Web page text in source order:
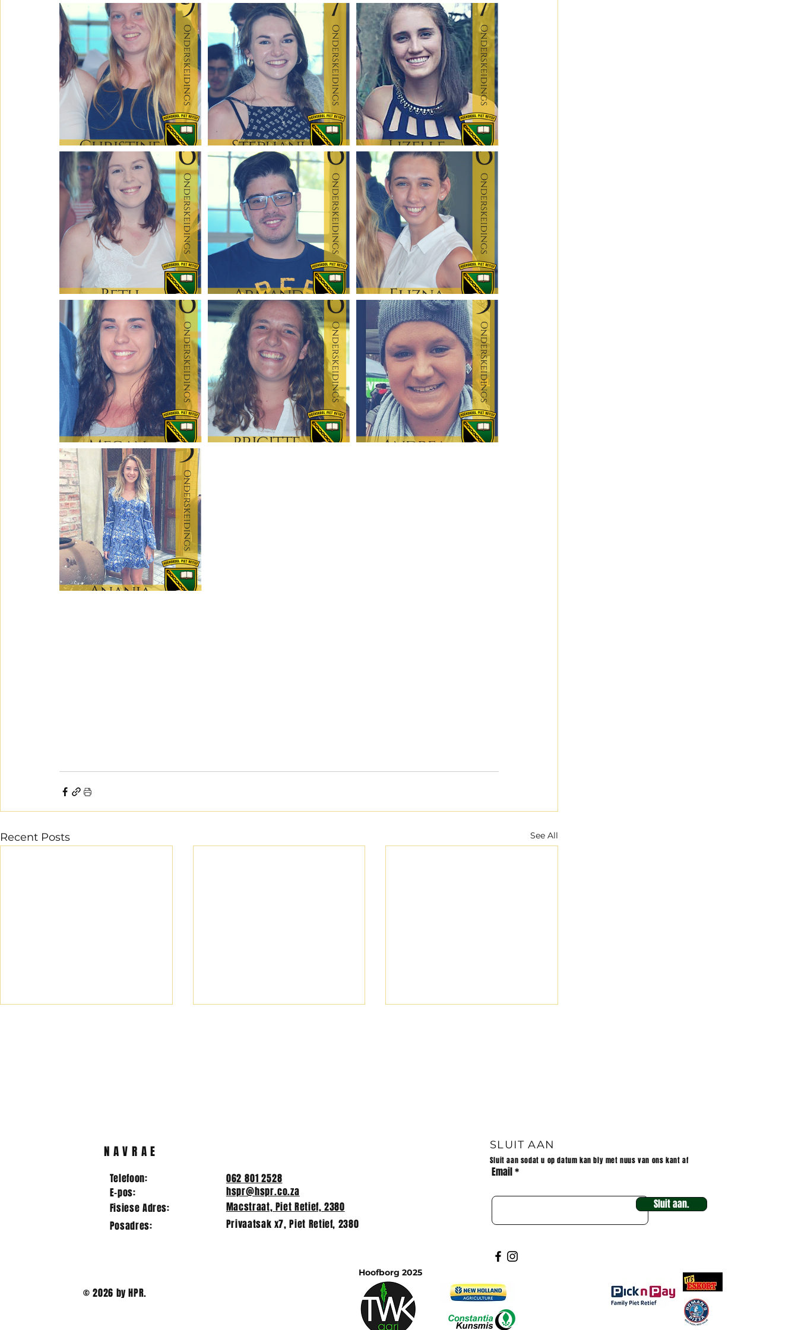
Recent Posts See All
Telefoon:
E-pos:
Fisiese Adres:
Posadres:
062 801 2528
hspr@hspr.co.za
Macstraat, Piet Retief, 2380
Privaatsak x7, Piet Retief, 2380
SLUIT AAN
Sluit aan sodat u op datum kan bly met nuus van ons kant af
Email
Sluit aan.
NAVRAE
© 2026 by HPR.
Hoofborg 2025